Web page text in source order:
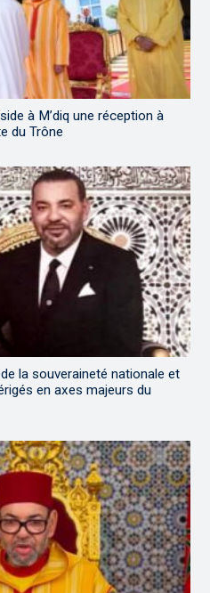
à M’diq une réception à
du Trône
la souveraineté nationale et
en axes majeurs du